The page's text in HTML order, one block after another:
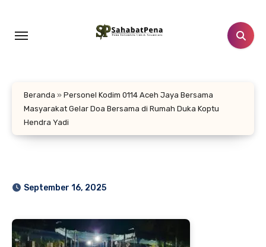
konten
Beranda » Personel Kodim 0114 Aceh Jaya Bersama
Masyarakat Gelar Doa Bersama di Rumah Duka Koptu
Hendra Yadi
September 16, 2025